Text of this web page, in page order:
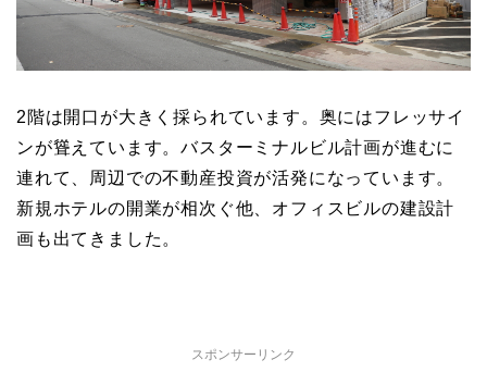
2階は開口が大きく採られています。奥にはフレッサイ
ンが聳えています。バスターミナルビル計画が進むに
連れて、周辺での不動産投資が活発になっています。
新規ホテルの開業が相次ぐ他、オフィスビルの建設計
画も出てきました。
スポンサーリンク